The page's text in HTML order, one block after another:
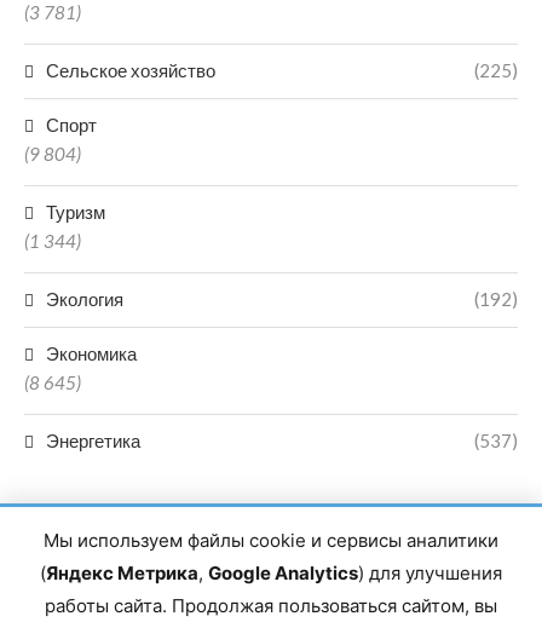
(3 781)
Сельское хозяйство (225)
Спорт
(9 804)
Туризм
(1 344)
Экология (192)
Экономика
(8 645)
Энергетика (537)
Главный редактор сетевого издания Магомаев Тимур Нухович.
Мы используем файлы cookie и сервисы аналитики
(Яндекс Метрика, Google Analytics) для улучшения
работы сайта. Продолжая пользоваться сайтом, вы